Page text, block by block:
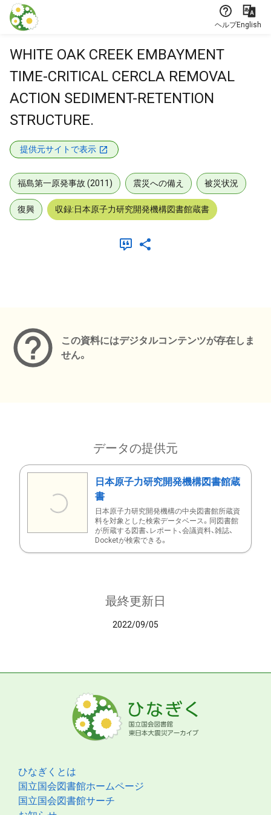
本文に飛ぶ
ヘルプEnglish
WHITE OAK CREEK EMBAYMENT
TIME-CRITICAL CERCLA REMOVAL
ACTION SEDIMENT-RETENTION
STRUCTURE.
提供元サイトで表示
福島第一原発事故 (2011) 震災への備え 被災状況
復興 収録:日本原子力研究開発機構図書館蔵書
この資料にはデジタルコンテンツが存在しま
せん。
データの提供元
日本原子力研究開発機構図書館蔵
書
日本原子力研究開発機構の中央図書館所蔵資
料を対象とした検索データベース。同図書館
が所蔵する図書、レポート、会議資料、雑誌、
Docketが検索できる。
最終更新日
2022/09/05
ひなぎくとは
国立国会図書館ホームページ
国立国会図書館サーチ